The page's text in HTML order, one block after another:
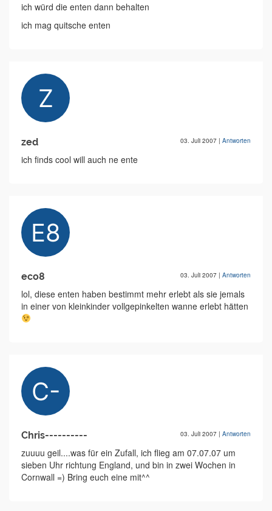
ich würd die enten dann behalten
ich mag quitsche enten
zed 03. Juli 2007 | Antworten
ich finds cool will auch ne ente
eco8 03. Juli 2007 | Antworten
lol, diese enten haben bestimmt mehr erlebt als sie jemals
in einer von kleinkinder vollgepinkelten wanne erlebt hätten
Chris---------- 03. Juli 2007 | Antworten
zuuuu geil....was für ein Zufall, ich flieg am 07.07.07 um
sieben Uhr richtung England, und bin in zwei Wochen in
Cornwall =) Bring euch eine mit^^